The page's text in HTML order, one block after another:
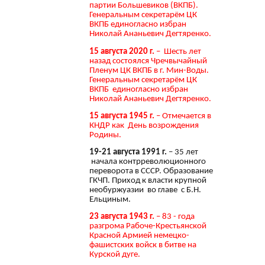
партии Большевиков (ВКПБ).
Генеральным секретарём ЦК
ВКПБ единогласно избран
Николай Ананьевич Дегтяренко.
15 августа 2020 г. – Шесть лет
назад состоялся Чречвычайный
Пленум ЦК ВКПБ в г. Мин-Воды.
Генеральным секретарём ЦК
ВКПБ единогласно избран
Николай Ананьевич Дегтяренко.
15 августа 1945 г. – Отмечается в
КНДР как День возрождения
Родины.
19-21 августа 1991 г. – 35 лет
начала контрреволюционного
переворота в СССР. Образование
ГКЧП. Приход к власти крупной
необуржуазии во главе с Б.Н.
Ельциным.
23 августа 1943 г. – 83 - года
разгрома Рабоче-Крестьянской
Красной Армией немецко-
фашистских войск в битве на
Курской дуге.